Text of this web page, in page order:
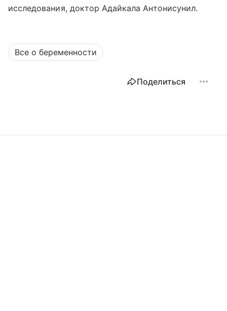
исследования, доктор Адайкала Антонисунил.
Все о беременности
Поделиться